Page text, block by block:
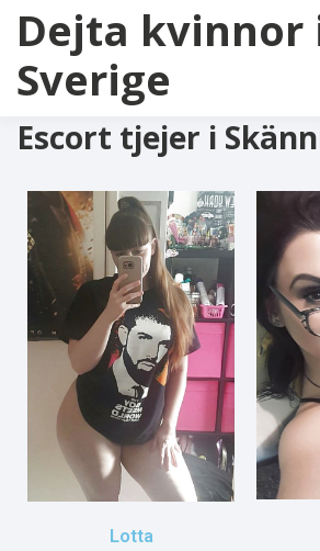
Dejta kvinnor
Sverige
Escort tjejer i
Lotta